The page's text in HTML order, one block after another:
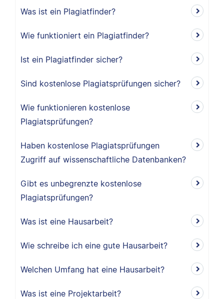
Was ist ein Plagiatfinder?
Wie funktioniert ein Plagiatfinder?
Ist ein Plagiatfinder sicher?
Sind kostenlose Plagiatsprüfungen sicher?
Wie funktionieren kostenlose
Plagiatsprüfungen?
Haben kostenlose Plagiatsprüfungen
Zugriff auf wissenschaftliche Datenbanken?
Gibt es unbegrenzte kostenlose
Plagiatsprüfungen?
Was ist eine Hausarbeit?
Wie schreibe ich eine gute Hausarbeit?
Welchen Umfang hat eine Hausarbeit?
Was ist eine Projektarbeit?